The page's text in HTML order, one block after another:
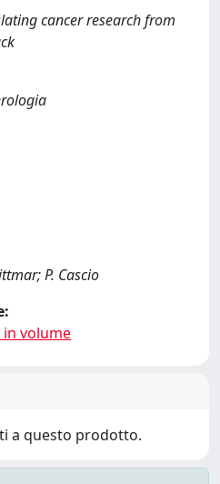
cancer research from
P. Cascio
in volume
a questo prodotto.